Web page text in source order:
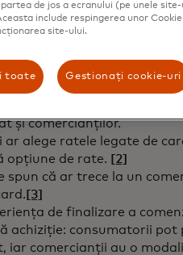
mai mari – fie
opțiuni de plată mai
și comercianților.
alege ratele legate de
opțiune de rate. [2]
că ar trece la un
[3]
de finalizare a
achiziție: consumatorii pot
iar comercianții au o
de jos a ecranului (pe unele site-
include respingerea unor
site-ului.
toate Gestionați cookie-uri